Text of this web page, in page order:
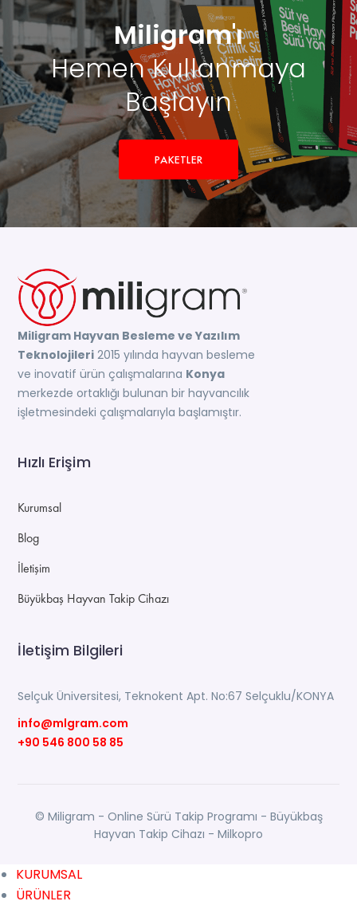
Miligram'ı
Hemen Kullanmaya
Başlayın
PAKETLER
Miligram Hayvan Besleme ve Yazılım
Teknolojileri 2015 yılında hayvan besleme
ve inovatif ürün çalışmalarına Konya
merkezde ortaklığı bulunan bir hayvancılık
işletmesindeki çalışmalarıyla başlamıştır.
Hızlı Erişim
Kurumsal
Blog
İletişim
Büyükbaş Hayvan Takip Cihazı
İletişim Bilgileri
Selçuk Üniversitesi, Teknokent Apt. No:67 Selçuklu/KONYA
info@mlgram.com
+90 546 800 58 85
© Miligram - Online Sürü Takip Programı - Büyükbaş
Hayvan Takip Cihazı - Milkopro
KURUMSAL
ÜRÜNLER